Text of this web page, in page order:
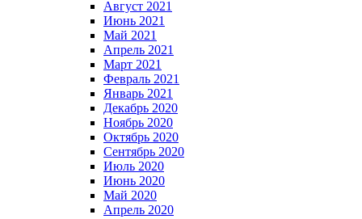
Август 2021
Июнь 2021
Май 2021
Апрель 2021
Март 2021
Февраль 2021
Январь 2021
Декабрь 2020
Ноябрь 2020
Октябрь 2020
Сентябрь 2020
Июль 2020
Июнь 2020
Май 2020
Апрель 2020